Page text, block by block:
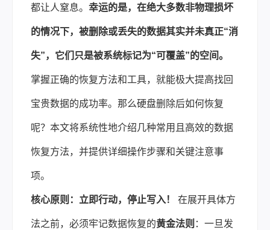
都让人窒息。 幸运的是，在绝大多数非物理损坏
的情况下，被删除或丢失的数据其实并未真正“消
失”，它们只是被系统标记为“可覆盖”的空间。
掌握正确的恢复方法和工具，就能极大提高找回
宝贵数据的成功率。那么硬盘删除后如何恢复
呢？本文将系统性地介绍几种常用且高效的数据
恢复方法，并提供详细操作步骤和关键注意事
项。
核心原则：立即行动，停止写入！ 在展开具体方
法之前，必须牢记数据恢复的黄金法则 ：一旦发